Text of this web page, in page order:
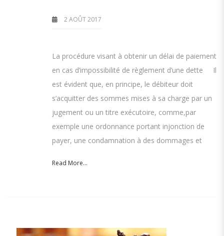
2 AOÛT 2017
La procédure visant à obtenir un délai de paiement
en cas d’impossibilité de règlement d’une dette Il
est évident que, en principe, le débiteur doit
s’acquitter des sommes mises à sa charge par un
jugement ou un titre exécutoire, comme,par
exemple une ordonnance portant injonction de
payer, une condamnation à des dommages et
Read More...